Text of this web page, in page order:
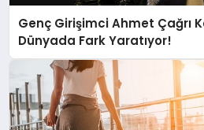
Genç Girişimci Ahmet Çağrı
Dünyada Fark Yaratıyor!